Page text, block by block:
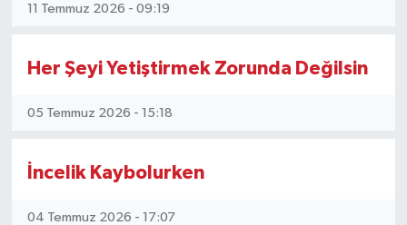
11 Temmuz 2026 - 09:19
Her Şeyi Yetiştirmek Zorunda Değilsin
05 Temmuz 2026 - 15:18
İncelik Kaybolurken
04 Temmuz 2026 - 17:07